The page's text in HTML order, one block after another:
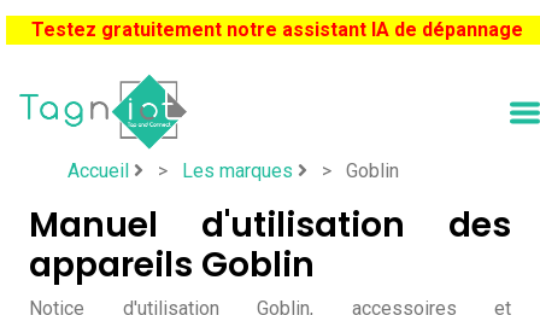
Testez gratuitement notre assistant IA de dépannage
Accueil > Les marques > Goblin
Manuel d'utilisation des
appareils Goblin
Notice d'utilisation Goblin, accessoires et